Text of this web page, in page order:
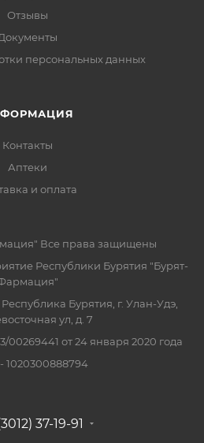
Отзывы
персональных данных
Контакты
Аптеки
и оплата
Все права защищены
Республики Бурятия "Бурят-
Бурятия, г. Улан-Удэ,
ул, д. 7
00269441 от 24 января 2020 года
1020300888794
37-19-91